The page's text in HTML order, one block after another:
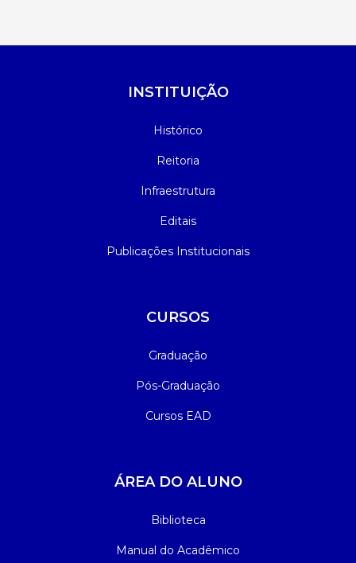
INSTITUIÇÃO
Histórico
Reitoria
Infraestrutura
Editais
Publicações Institucionais
CURSOS
Graduação
Pós-Graduação
Cursos EAD
ÁREA DO ALUNO
Biblioteca
Manual do Acadêmico